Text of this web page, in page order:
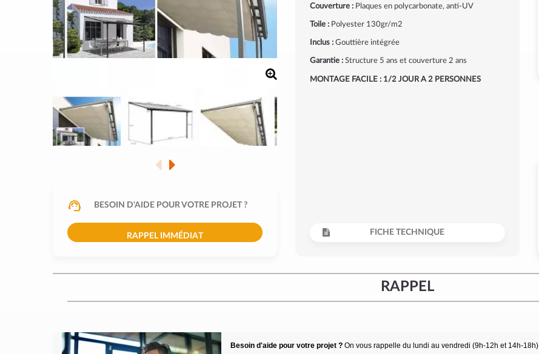
BESOIN D'AIDE POUR VOTRE PROJET ?
RAPPEL IMMÉDIAT
Couverture :Plaques en polycarbonate, anti-UV
Toile : Polyester 130gr/m2
Inclus :Gouttière intégrée
Garantie :Structure 5 ans et couverture 2 ans
MONTAGE FACILE : 1/2 JOUR A 2 PERSONNES
FICHE TECHNIQUE
RAPPEL
Besoin d'aide pour votre projet ?On vous rappelle du lundi au vendredi (9h-12h et 14h-18h)